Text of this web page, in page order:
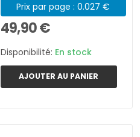
Prix par page : 0.027 €
49,90 €
Disponibilité: En stock
AJOUTER AU PANIER